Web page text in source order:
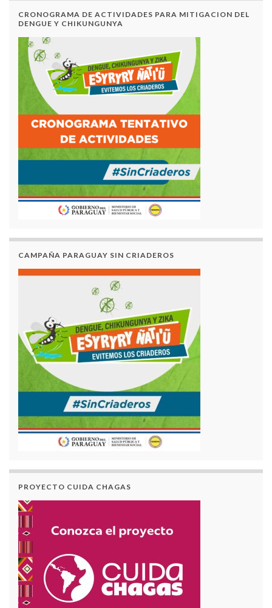
CRONOGRAMA DE ACTIVIDADES PARA MITIGACION DEL
DENGUE Y CHIKUNGUNYA
CAMPAÑA PARAGUAY SIN CRIADEROS
PROYECTO CUIDA CHAGAS